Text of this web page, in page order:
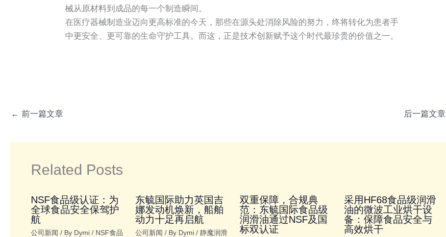
械从原材料到成品的每一个制造瞬间。
在医疗器械制造业迈向更高标准的今天，那些在源头处消除风险的努力，终将转化为患者手
中更安全、更可靠的生命守护工具。而这，正是技术创新赋予这个时代最珍贵的价值之一。
← 前一篇文章 后一篇文章
Related Posts
NSF食品级认证：为
全球食品安全保驾护
航
公司新闻 / By Dymi / NSF食品
东毓国际助力英国吉
娜发动机焕新，船舶
动力十足再启航
公司新闻 / By Dymi / 静魔润滑
双重保障，合规典
范：东毓国际食品级
润滑油通过NSF及国
标双认证
采用HF68食品级润滑
油的微波工业烘干设
备：保障食品安全与
高效烘干